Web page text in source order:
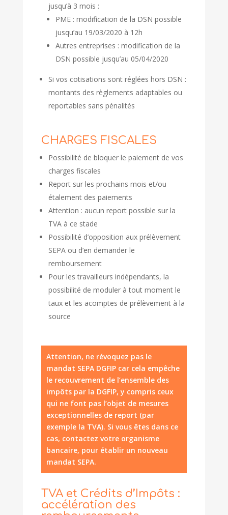
jusqu’à 3 mois :
PME : modification de la DSN possible
jusqu’au 19/03/2020 à 12h
Autres entreprises : modification de la
DSN possible jusqu’au 05/04/2020
Si vos cotisations sont réglées hors DSN :
montants des règlements adaptables ou
reportables sans pénalités
CHARGES FISCALES
Possibilité de bloquer le paiement de vos
charges fiscales
Report sur les prochains mois et/ou
étalement des paiements
Attention : aucun report possible sur la
TVA à ce stade
Possibilité d’opposition aux prélèvement
SEPA ou d’en demander le
remboursement
Pour les travailleurs indépendants, la
possibilité de moduler à tout moment le
taux et les acomptes de prélèvement à la
source
Attention, ne révoquez pas le
mandat SEPA DGFIP car cela empêche
le recouvrement de l’ensemble des
impôts par la DGFIP, y compris ceux
qui ne font pas l’objet de mesures
exceptionnelles de report (par
exemple la TVA). Si vous êtes dans ce
cas, contactez votre organisme
bancaire, pour établir un nouveau
mandat SEPA.
TVA et Crédits d’Impôts :
accélération des